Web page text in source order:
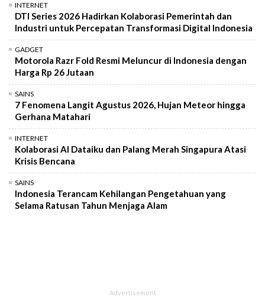
INTERNET
DTI Series 2026 Hadirkan Kolaborasi Pemerintah dan
Industri untuk Percepatan Transformasi Digital Indonesia
GADGET
Motorola Razr Fold Resmi Meluncur di Indonesia dengan
Harga Rp 26 Jutaan
SAINS
7 Fenomena Langit Agustus 2026, Hujan Meteor hingga
Gerhana Matahari
INTERNET
Kolaborasi AI Dataiku dan Palang Merah Singapura Atasi
Krisis Bencana
SAINS
Indonesia Terancam Kehilangan Pengetahuan yang
Selama Ratusan Tahun Menjaga Alam